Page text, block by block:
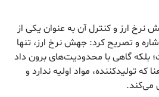
نرخ ارز و کنترل آن به عنوان یکی از
و تصریح کرد: جهش نرخ ارز، تنها
گاهی با محدودیت‌های برون داد
تولیدکننده، مواد اولیه ندارد و
می‌کند.